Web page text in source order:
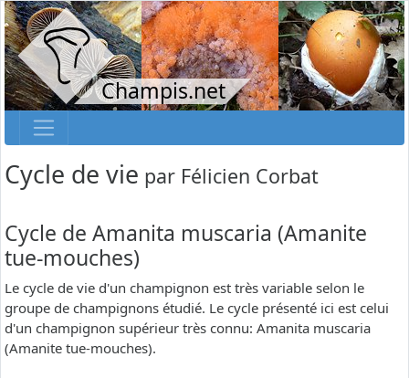
Champis.net
Cycle de vie par Félicien Corbat
Cycle de Amanita muscaria (Amanite
tue-mouches)
Le cycle de vie d'un champignon est très variable selon le
groupe de champignons étudié. Le cycle présenté ici est celui
d'un champignon supérieur très connu: Amanita muscaria
(Amanite tue-mouches).